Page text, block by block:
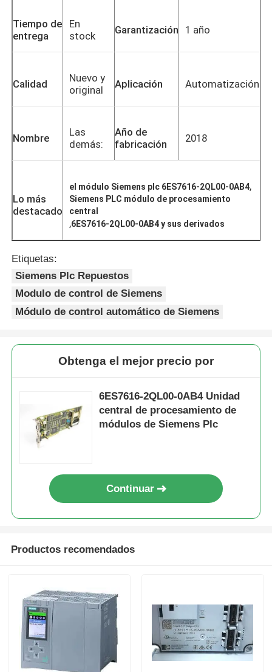
Productos
Sobre nosotros
Recorrido por la fábrica
Solicitar una cita
Piezas de PLC Omron
Componentes de las PLC de Allen Bradley
hima seguridad plc
Foxboro PLC
Tiempo de
entrega
En
stock
Garantización 1 año
Calidad
Nuevo y
original
Aplicación Automatización
Nombre
Las
demás:
Año de
fabricación
2018
Lo más
destacado
el módulo Siemens plc 6ES7616-2QL00-0AB4,
Siemens PLC módulo de procesamiento
central
,6ES7616-2QL00-0AB4 y sus derivados
Etiquetas:
Siemens Plc Repuestos
Modulo de control de Siemens
Módulo de control automático de Siemens
Obtenga el mejor precio por
6ES7616-2QL00-0AB4 Unidad
central de procesamiento de
módulos de Siemens Plc
Continuar
Productos recomendados